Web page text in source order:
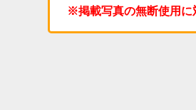
※掲載写真の無断使用に